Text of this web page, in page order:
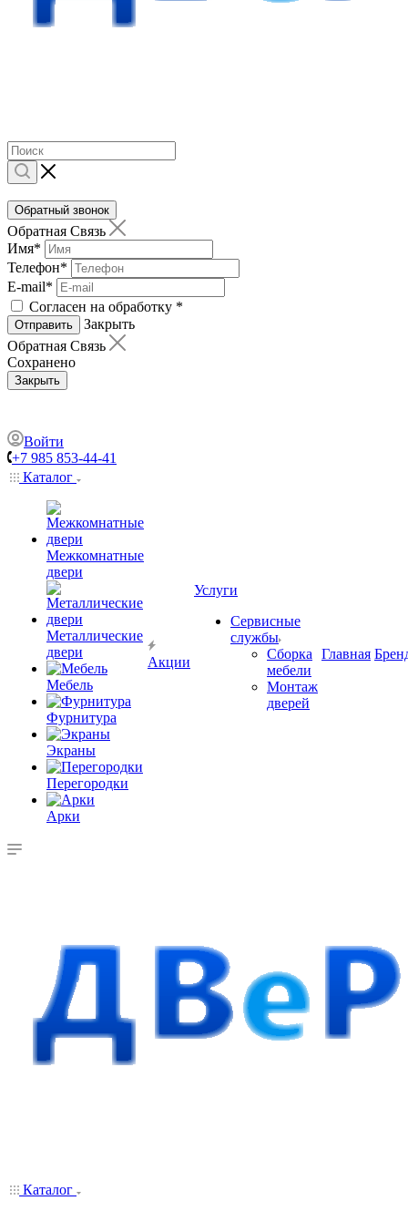
Обратный звонок
Обратная Связь
Имя*
Телефон*
E-mail*
Согласен на обработку *
Отправить
Закрыть
Обратная Связь
Сохранено
Закрыть
Войти
+7 985 853-44-41
Каталог
Межкомнатные
двери
Металлические
двери
Мебель
Фурнитура
Экраны
Перегородки
Арки
Акции
Услуги
Сервисные
службы
Сборка
мебели
Монтаж
дверей
Главная
Каталог